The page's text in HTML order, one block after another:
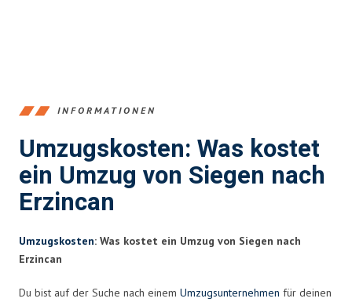
INFORMATIONEN
Umzugskosten: Was kostet
ein Umzug von Siegen nach
Erzincan
Umzugskosten: Was kostet ein Umzug von Siegen nach
Erzincan
Du bist auf der Suche nach einem Umzugsunternehmen für deinen